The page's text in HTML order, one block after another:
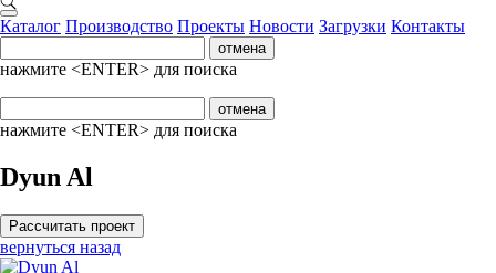
Каталог Производство Проекты Новости Загрузки Контакты
отмена
нажмите <ENTER> для поиска
отмена
нажмите <ENTER> для поиска
Dyun Al
Рассчитать проект
вернуться назад